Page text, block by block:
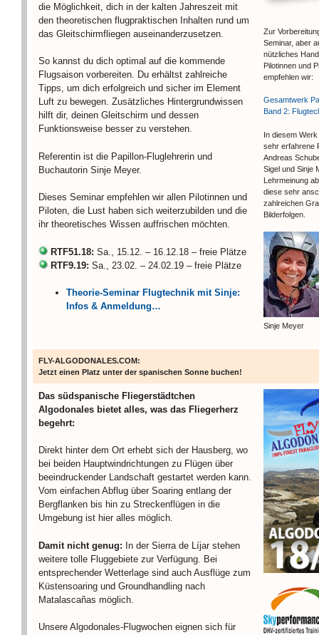
die Möglichkeit, dich in der kalten Jahreszeit mit
den theoretischen flugpraktischen Inhalten rund um
das Gleitschirmfliegen auseinanderzusetzen.
So kannst du dich optimal auf die kommende
Flugsaison vorbereiten. Du erhältst zahlreiche
Tipps, um dich erfolgreich und sicher im Element
Luft zu bewegen. Zusätzliches Hintergrundwissen
hilft dir, deinen Gleitschirm und dessen
Funktionsweise besser zu verstehen.
Referentin ist die Papillon-Fluglehrerin und
Buchautorin Sinje Meyer.
Dieses Seminar empfehlen wir allen Pilotinnen und
Piloten, die Lust haben sich weiterzubilden und die
ihr theoretisches Wissen auffrischen möchten.
RTF51.18: Sa., 15.12. – 16.12.18 – freie Plätze
RTF9.19: Sa., 23.02. – 24.02.19 – freie Plätze
Theorie-Seminar Flugtechnik mit Sinje:
Infos & Anmeldung…
Zur
Seminar, aber
nützliches
Pilotinnen und
empfehlen wir:
Gesamtwerk
Band 2:
In diesem
sehr erfahrene
Andreas
Sigel und Sinje
Lehrmeinung
diese sehr
zahlreichen
Bilderfolgen.
Sinje Meyer
FLY-ALGODONALES.COM:
Jetzt einen Platz unter der spanischen Sonne buchen!
Das südspanische Fliegerstädtchen
Algodonales bietet alles, was das Fliegerherz
begehrt:
Direkt hinter dem Ort erhebt sich der Hausberg, wo
bei beiden Hauptwindrichtungen zu Flügen über
beeindruckender Landschaft gestartet werden kann.
Vom einfachen Abflug über Soaring entlang der
Bergflanken bis hin zu Streckenflügen in die
Umgebung ist hier alles möglich.
Damit nicht genug: In der Sierra de Líjar stehen
weitere tolle Fluggebiete zur Verfügung. Bei
entsprechender Wetterlage sind auch Ausflüge zum
Küstensoaring und Groundhandling nach
Matalascañas möglich.
Unsere Algodonales-Flugwochen eignen sich für